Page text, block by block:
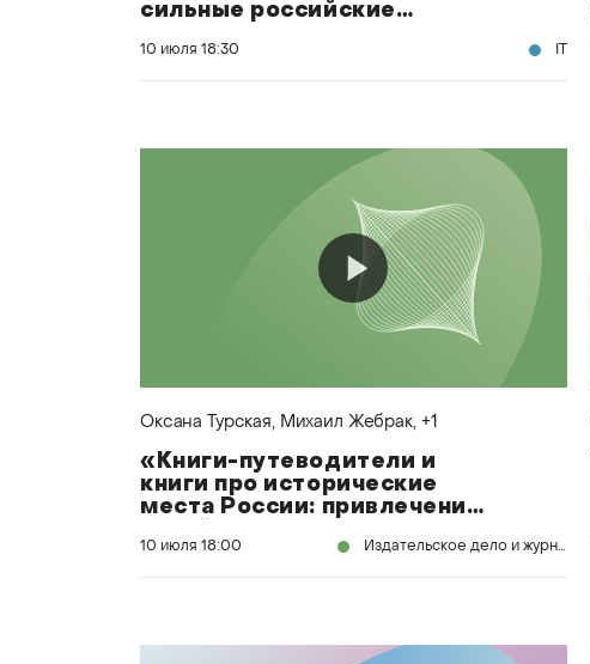
сильные российские
10 июля 18:30
Оксана Турская, Михаил Жебрак, +1
«Книги-путеводители и
книги про исторические
места России: привлечение
путешествия и новые
10 июля 18:00 Издательское дело и журналистика